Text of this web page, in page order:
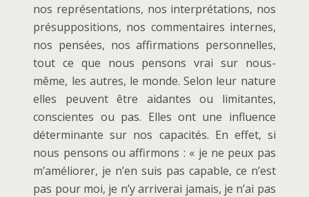
nos représentations, nos interprétations, nos
présuppositions, nos commentaires internes,
nos pensées, nos affirmations personnelles,
tout ce que nous pensons vrai sur nous-
même, les autres, le monde. Selon leur nature
elles peuvent être aidantes ou limitantes,
conscientes ou pas. Elles ont une influence
déterminante sur nos capacités. En effet, si
nous pensons ou affirmons : « je ne peux pas
m’améliorer, je n’en suis pas capable, ce n’est
pas pour moi, je n’y arriverai jamais, je n’ai pas